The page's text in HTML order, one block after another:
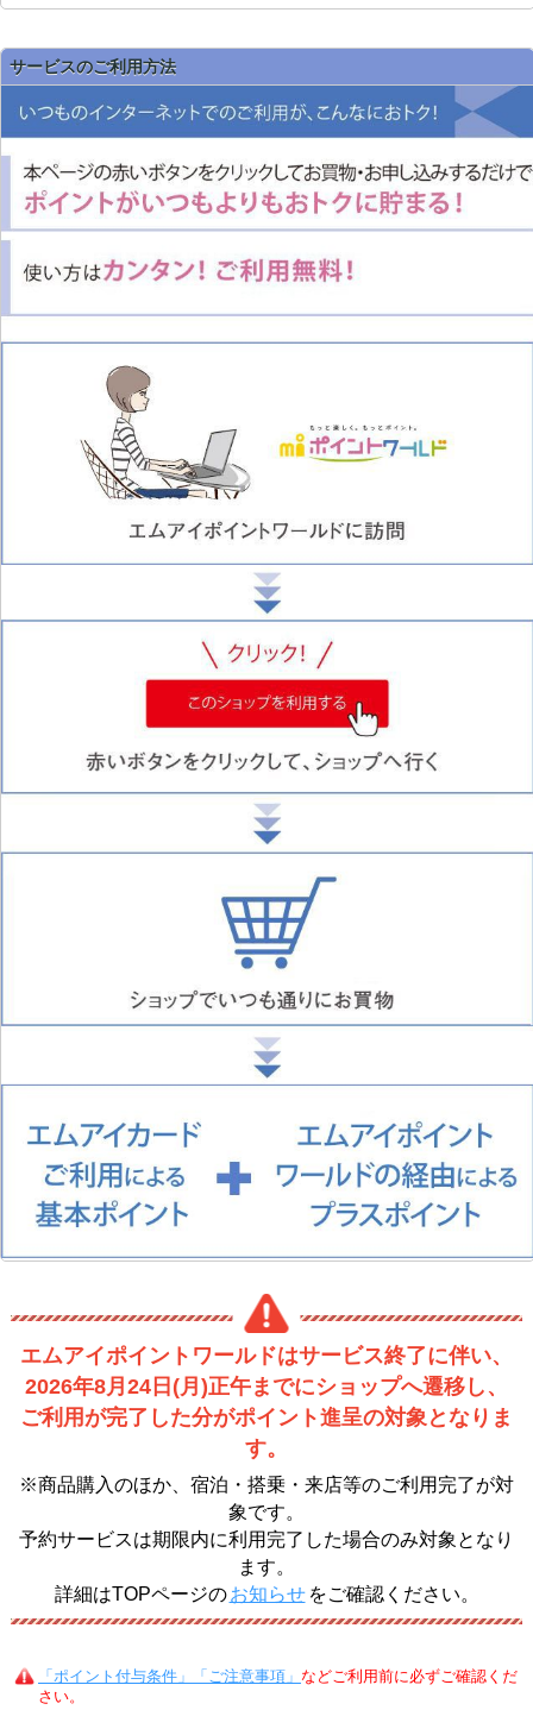
サービスのご利用方法
エムアイポイントワールドはサービス終了に伴い、
2026年8月24日(月)正午までにショップへ遷移し、
ご利用が完了した分がポイント進呈の対象となりま
す。
※商品購入のほか、宿泊・搭乗・来店等のご利用完了が対
象です。
予約サービスは期限内に利用完了した場合のみ対象となり
ます。
詳細はTOPページの お知らせ をご確認ください。
「ポイント付与条件」「ご注意事項」 などご利用前に必ずご確認くだ
さい。